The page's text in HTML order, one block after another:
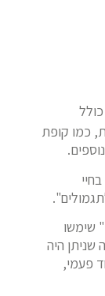
כמו קופת
שימשו
שניתן היה
פעמי,